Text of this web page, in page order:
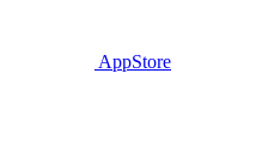
AppStore